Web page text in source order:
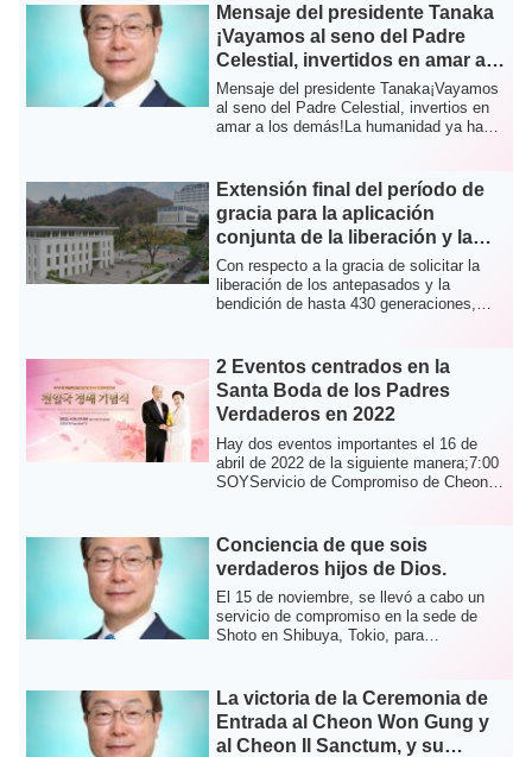
Mensaje del presidente Tanaka
¡Vayamos al seno del Padre
Celestial, invertidos en amar a
los demás!
Mensaje del presidente Tanaka¡Vayamos
al seno del Padre Celestial, invertios en
amar a los demás!La humanidad ya ha
Extensión final del período de
gracia para la aplicación
conjunta de la liberación y la
bendición de los antepasados
de 430 generaciones
Con respecto a la gracia de solicitar la
liberación de los antepasados y la
bendición de hasta 430 generaciones,
2 Eventos centrados en la
Santa Boda de los Padres
Verdaderos en 2022
Hay dos eventos importantes el 16 de
abril de 2022 de la siguiente manera;7:00
SOYServicio de Compromiso de Cheon Il
Conciencia de que sois
verdaderos hijos de Dios.
El 15 de noviembre, se llevó a cabo un
servicio de compromiso en la sede de
Shoto en Shibuya, Tokio, para
La victoria de la Ceremonia de
Entrada al Cheon Won Gung y
al Cheon Il Sanctum, y su